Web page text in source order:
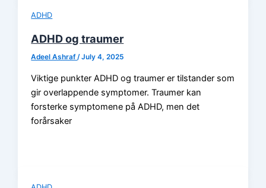
ADHD
ADHD og traumer
Adeel Ashraf/July 4, 2025
Viktige punkter ADHD og traumer er tilstander som
gir overlappende symptomer. Traumer kan
forsterke symptomene på ADHD, men det
forårsaker